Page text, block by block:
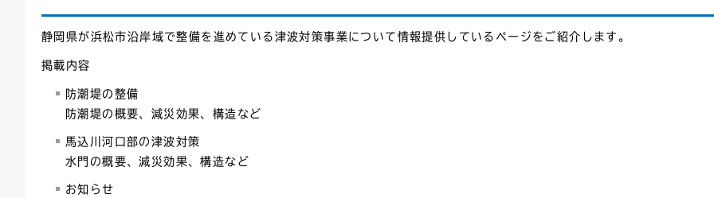
静岡県が浜松市沿岸域で整備を進めている津波対策事業について情報提供しているページをご紹介します。
掲載内容
防潮堤の整備
防潮堤の概要、減災効果、構造など
馬込川河口部の津波対策
水門の概要、減災効果、構造など
お知らせ